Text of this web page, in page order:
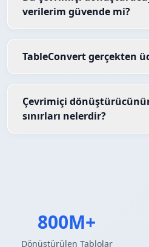
verilerim güvende mi?
TableConvert gerçekten
Çevrimiçi
sınırları nelerdir?
800M+
Dönüştürülen Tablolar